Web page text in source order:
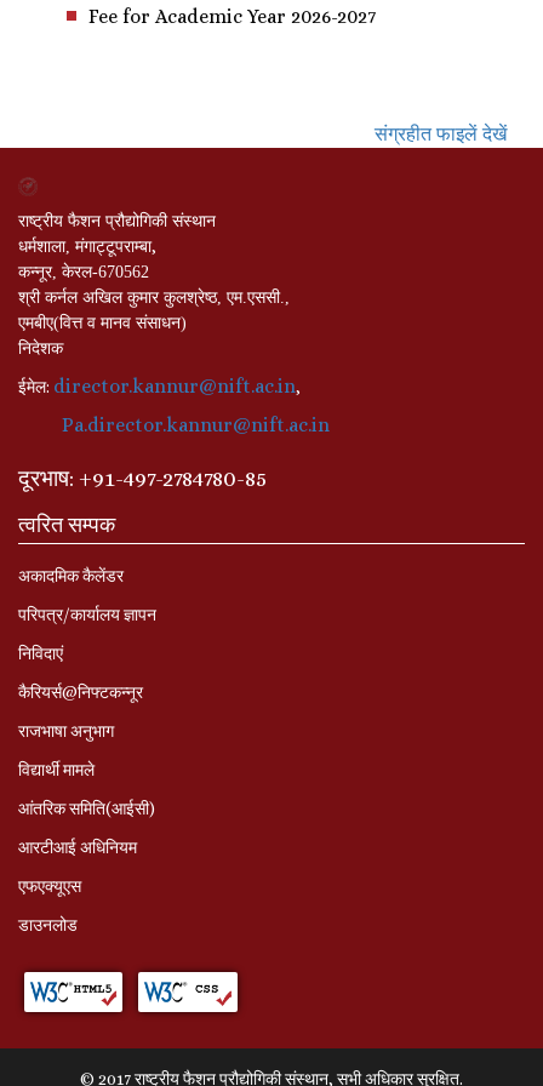
Fee for Academic Year 2026-2027
संग्रहीत फाइलें देखें
राष्ट्रीय फैशन प्रौद्योगिकी संस्थान
धर्मशाला, मंगाट्टूपराम्बा,
कन्नूर, केरल-670562
श्री कर्नल अखिल कुमार कुलश्रेष्ठ, एम.एससी.,
एमबीए(वित्त व मानव संसाधन)
निदेशक
ईमेल: director.kannur@nift.ac.in,
Pa.director.kannur@nift.ac.in
दूरभाष: +91-497-2784780-85
त्वरित सम्पक
अकादमिक कैलेंडर
परिपत्र/कार्यालय ज्ञापन
निविदाएं
कैरियर्स@निफ्टकन्नूर
राजभाषा अनुभाग
विद्यार्थी मामले
आंतरिक समिति(आईसी)
आरटीआई अधिनियम
एफएक्यूएस
डाउनलोड
© 2017 राष्ट्रीय फैशन प्रौद्योगिकी संस्थान, सभी अधिकार सुरक्षित.